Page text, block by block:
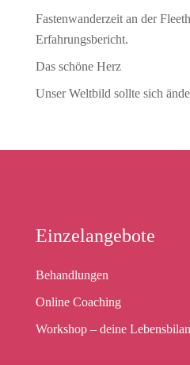
Fastenwanderzeit an der
Erfahrungsbericht.
Das schöne Herz
Unser Weltbild sollte sich
Einzelangebote
Behandlungen
Online Coaching
Workshop – deine